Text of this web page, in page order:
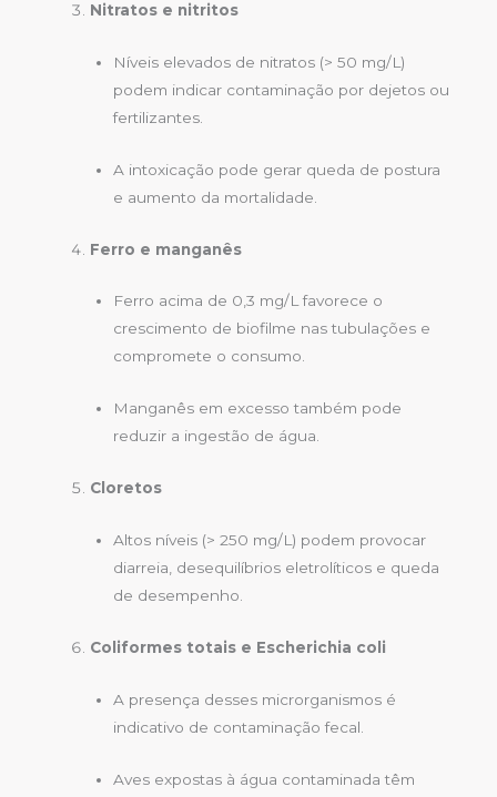
Nitratos e nitritos
Níveis elevados de nitratos (> 50 mg/L)
podem indicar contaminação por dejetos ou
fertilizantes.
A intoxicação pode gerar queda de postura
e aumento da mortalidade.
Ferro e manganês
Ferro acima de 0,3 mg/L favorece o
crescimento de biofilme nas tubulações e
compromete o consumo.
Manganês em excesso também pode
reduzir a ingestão de água.
Cloretos
Altos níveis (> 250 mg/L) podem provocar
diarreia, desequilíbrios eletrolíticos e queda
de desempenho.
Coliformes totais e Escherichia coli
A presença desses microrganismos é
indicativo de contaminação fecal.
Aves expostas à água contaminada têm